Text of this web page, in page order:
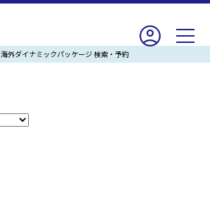
海外ダイナミックパッケージ 検索・予約